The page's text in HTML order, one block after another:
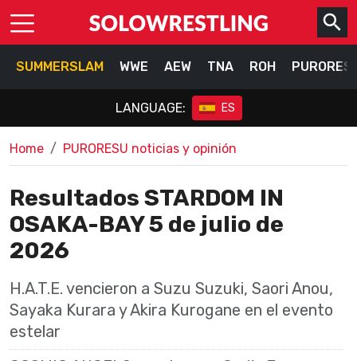
SUMMERSLAM WWE AEW TNA ROH
LANGUAGE: ES
Home PURORESU noticias y opinión
Resultados STARDOM IN
OSAKA-BAY 5 de julio de
2026
H.A.T.E. vencieron a Suzu Suzuki, Saori Anou,
Sayaka Kurara y Akira Kurogane en el evento
estelar